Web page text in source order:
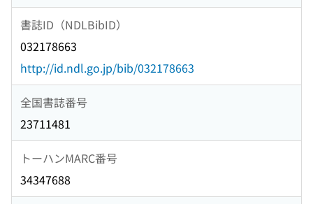
書誌ID（NDLBibID）
032178663
http://id.ndl.go.jp/bib/032178663
全国書誌番号
23711481
トーハンMARC番号
34347688